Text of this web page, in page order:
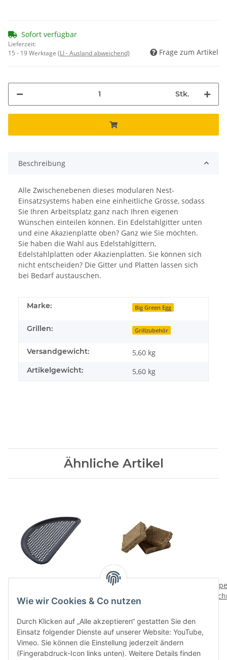
Sofort verfügbar
Lieferzeit:
15 - 19 Werktage (LI - Ausland abweichend) Frage zum Artikel
Stk.
Beschreibung
Alle Zwischenebenen dieses modularen Nest-
Einsatzsystems haben eine einheitliche Grösse, sodass
Sie Ihren Arbeitsplatz ganz nach Ihren eigenen
Wünschen einteilen können. Ein Edelstahlgitter unten
und eine Akazienplatte oben? Ganz wie Sie möchten.
Sie haben die Wahl aus Edelstahlgittern,
Edelstahlplatten oder Akazienplatten. Sie können sich
nicht entscheiden? Die Gitter und Platten lassen sich
bei Bedarf austauschen.
Marke: Big Green Egg
Grillen: Grillzubehör
Versandgewicht: 5,60 kg
Artikelgewicht: 5,60 kg
Ähnliche Artikel
Grillplatte Large EGG
(EGGspander System)
50,00 CHF*
Wie wir Cookies & Co nutzen
Durch Klicken auf „Alle akzeptieren“ gestatten Sie den
Einsatz folgender Dienste auf unserer Website: YouTube,
Vimeo. Sie können die Einstellung jederzeit ändern
(Fingerabdruck-Icon links unten). Weitere Details finden